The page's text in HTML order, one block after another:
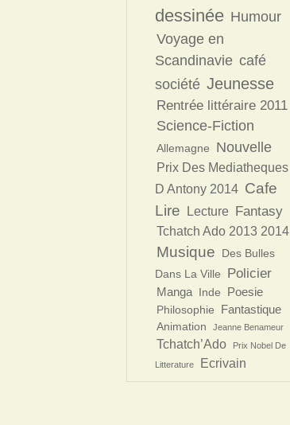
dessinée Humour
Voyage en
Scandinavie café
société Jeunesse
Rentrée littéraire 2011
Science-Fiction
Allemagne Nouvelle
Prix Des Mediatheques
D Antony 2014 Cafe
Lire
Lecture Fantasy
Tchatch Ado 2013 2014
Musique
Des Bulles
Dans La Ville
Policier
Manga Inde Poesie
Philosophie Fantastique
Animation Jeanne Benameur
Tchatch’Ado
Prix Nobel De
Litterature
Ecrivain